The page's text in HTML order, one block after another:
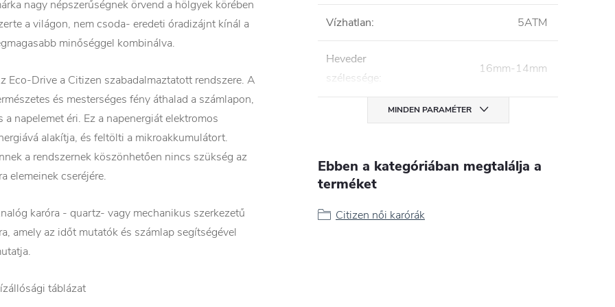
nagy népszerűségnek örvend a hölgyek körében
a világon, nem csoda- eredeti óradizájnt kínál a
minőséggel kombinálva.
Eco-Drive a Citizen szabadalmaztatott rendszere. A
és mesterséges fény áthalad a számlapon,
a napelemet éri. Ez a napenergiát elektromos
alakítja, és feltölti a mikroakkumulátort.
a rendszernek köszönhetően nincs szükség az
elemeinek cseréjére.
karóra - quartz- vagy mechanikus szerkezetű
amely az időt mutatók és számlap segítségével
táblázat
Vízhatlan: 5ATM
Heveder
szélessége:
16mm-14mm
MINDEN PARAMÉTER
Ebben a kategóriában megtalálja a
terméket
Citizen női karórák